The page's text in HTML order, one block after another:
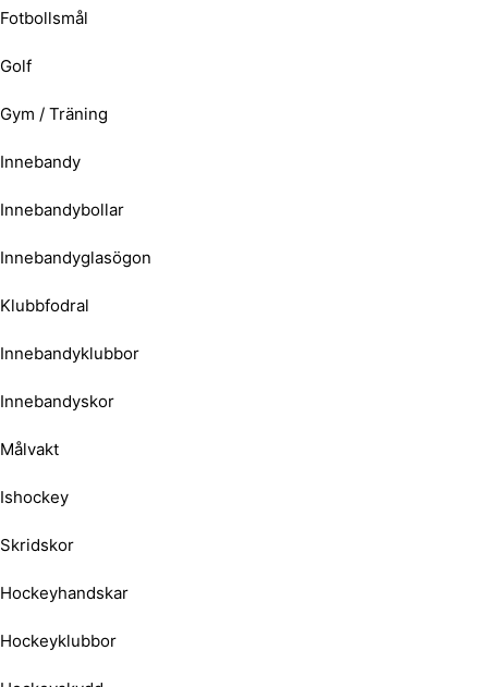
Fotbollsmål
Golf
Gym / Träning
Innebandy
Innebandybollar
Innebandyglasögon
Klubbfodral
Innebandyklubbor
Innebandyskor
Målvakt
Ishockey
Skridskor
Hockeyhandskar
Hockeyklubbor